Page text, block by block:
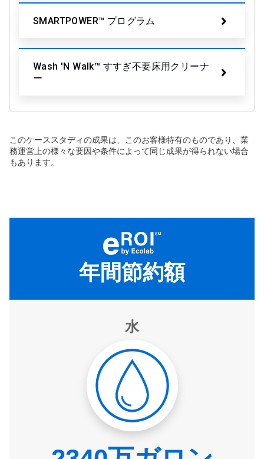
SMARTPOWER™ プログラム
Wash 'N Walk™ すすぎ不要床用クリーナ
ー
このケーススタディの成果は、このお客様特有のものであり、業
務運営上の様々な要因や条件によって同じ成果が得られない場合
もあります。